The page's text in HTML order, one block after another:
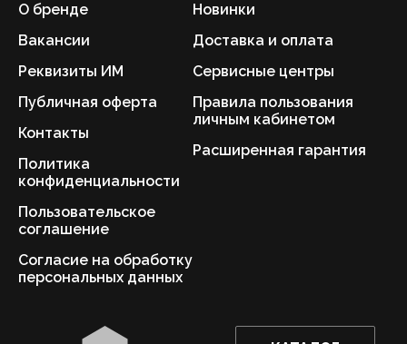
О бренде
Вакансии
Реквизиты ИМ
Публичная оферта
Контакты
Политика
конфиденциальности
Пользовательское
соглашение
Согласие на обработку
персональных данных
Новинки
Доставка и оплата
Сервисные центры
Правила пользования
личным кабинетом
Расширенная гарантия